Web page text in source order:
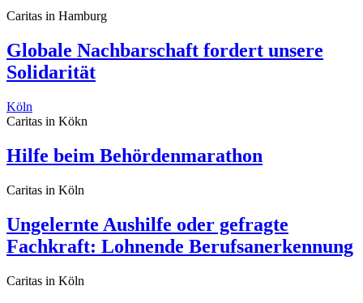
Caritas in Hamburg
Globale Nachbarschaft fordert unsere
Solidarität
Köln
Caritas in Kökn
Hilfe beim Behördenmarathon
Caritas in Köln
Ungelernte Aushilfe oder gefragte
Fachkraft: Lohnende Berufsanerkennung
Caritas in Köln